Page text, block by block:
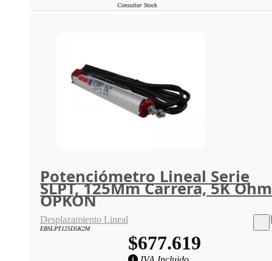
Consultar Stock
Potenciómetro Lineal Serie
SLPT, 125Mm Carrera, 5K Ohm
OPKON
Desplazamiento Lineal
EBSLPT125D5K2M
$677.619